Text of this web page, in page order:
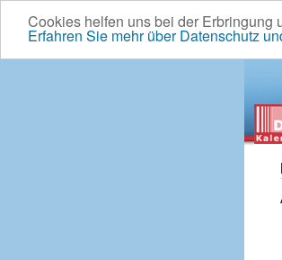
Cookies helfen uns bei der Erbringung
Erfahren Sie mehr über Datenschutz